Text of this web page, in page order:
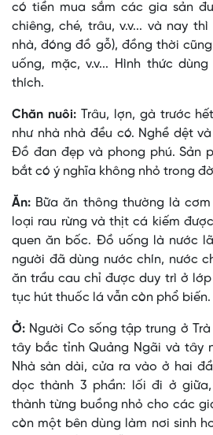
có tiền mua sắm các gia sản
chiêng, ché, trâu, v.v... và nay
nhà, đóng đồ gỗ), đồng thời
uống, mặc, v.v... Hình thức
thích.
Chăn nuôi: Trâu, lợn, gà trước
như nhà nhà đều có. Nghề dệt
Ðồ đan đẹp và phong phú. Sản
bắt có ý nghĩa không nhỏ trong
Ăn: Bữa ăn thông thường là
loại rau rừng và thịt cá kiếm
quen ăn bốc. Ðồ uống là nước
người đã dùng nước chín, nước
ăn trầu cau chỉ được duy trì ở
tục hút thuốc lá vẫn còn phổ biến.
Ở: Người Co sống tập trung ở
tây bắc tỉnh Quảng Ngãi và tây
Nhà sàn dài, cửa ra vào ở hai
dọc thành 3 phần: lối đi ở
thành từng buồng nhỏ cho các
còn một bên dùng làm nơi sinh